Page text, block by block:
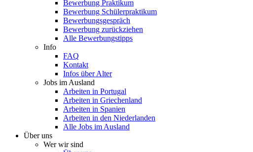
Bewerbung Praktikum
Bewerbung Schülerpraktikum
Bewerbungsgespräch
Bewerbung zurückziehen
Alle Bewerbungstipps
Info
FAQ
Kontakt
Infos über Alter
Jobs im Ausland
Arbeiten in Portugal
Arbeiten in Griechenland
Arbeiten in Spanien
Arbeiten in den Niederlanden
Alle Jobs im Ausland
Über uns
Wer wir sind